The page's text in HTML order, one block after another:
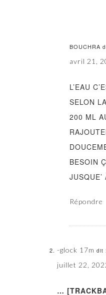
BOUCHRA
avril 21,
L’EAU
SELON
200 ML
BESOIN
Répondre
-glock 17m dit :
juillet 22,
…